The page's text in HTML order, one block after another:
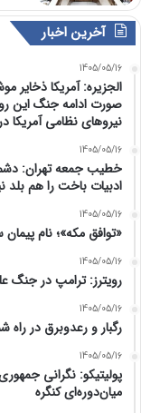
آخرین اخبار
1405/05/16
الجزیره: آمریکا
صورت ادامه جنگ این
نیرو‌های نظامی آمریکا
1405/05/16
خطیب جمعه تهران:
ادبیات باخت را هم
1405/05/16
«توافق مکه»؛ نام
1405/05/16
رویترز: ترامپ در جنگ علیه ایران بر سر
1405/05/16
رگبار و رعدوبرق در
1405/05/16
پولیتیکو: نگرانی
میان‌دوره‌ای کنگره